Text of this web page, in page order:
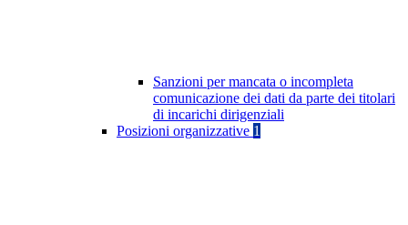
Sanzioni per mancata o incompleta
comunicazione dei dati da parte dei titolari
di incarichi dirigenziali
Posizioni organizzative 1